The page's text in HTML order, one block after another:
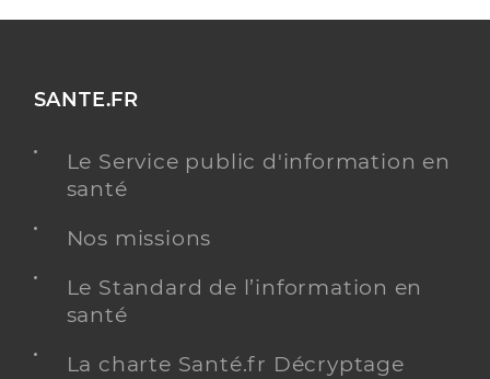
SANTE.FR
Le Service public d'information en
santé
Nos missions
Le Standard de l’information en
santé
La charte Santé.fr Décryptage